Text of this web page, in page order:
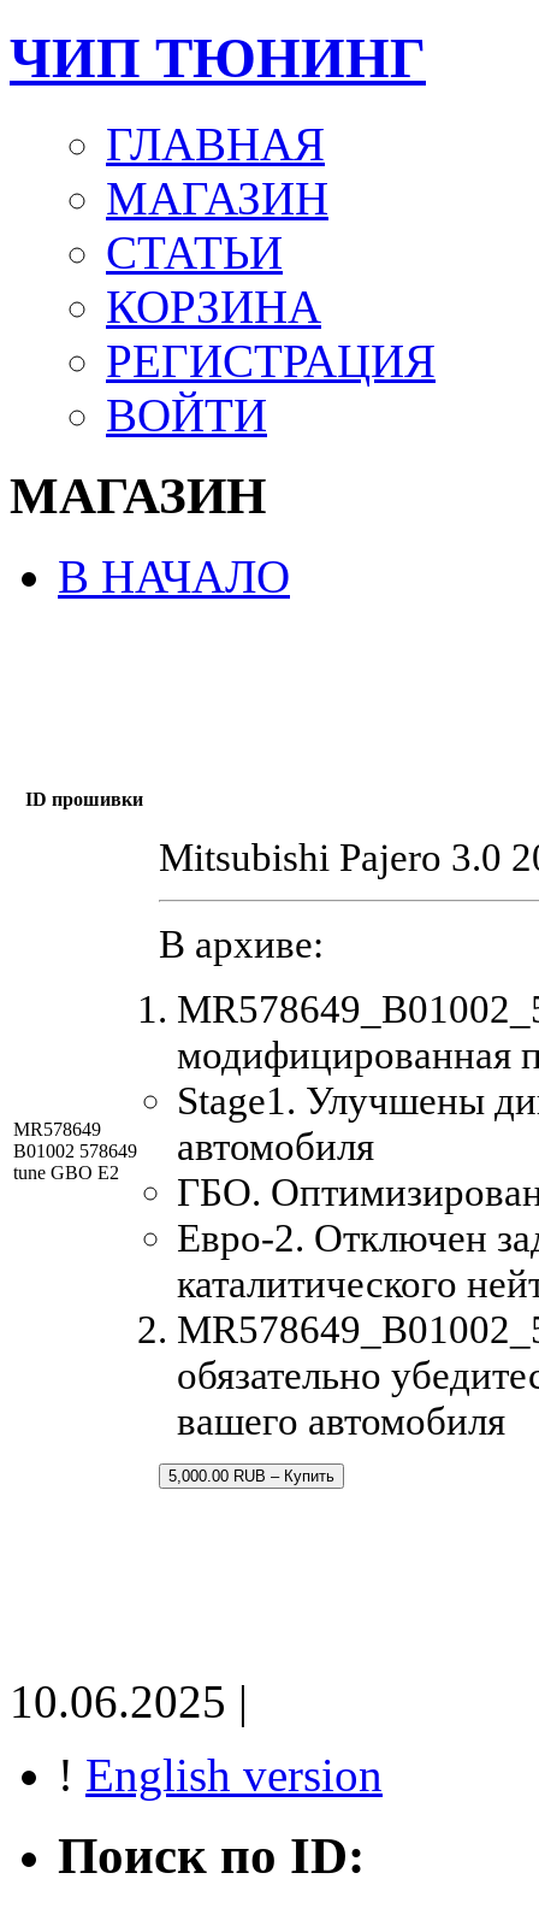
ЧИП ТЮНИНГ
ГЛАВНАЯ
МАГАЗИН
СТАТЬИ
КОРЗИНА
РЕГИСТРАЦИЯ
ВОЙТИ
МАГАЗИН
В НАЧАЛО
ID прошивки
MR578649
B01002 578649
tune GBO E2
Mitsubishi Pajero 3.0
В архиве:
модифицированная
Stage1. Улучшены
автомобиля
ГБО.
Евро-2. Отключен
каталитического
обязательно
вашего автомобиля
5,000.00 RUB – Купить
10.06.2025 |
! English version
Поиск по ID: